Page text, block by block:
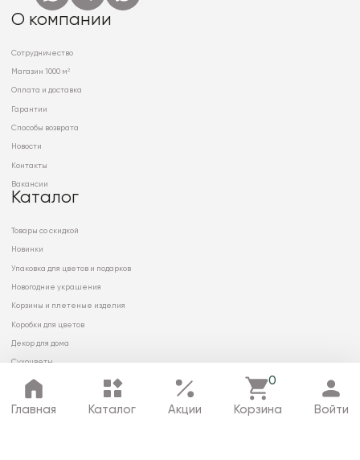
Главная Каталог Акции
0
Корзина Войти
О компании
Сотрудничество
Магазин 1000 м²
Оплата и доставка
Гарантии
Способы возврата
Новости
Контакты
Вакансии
Каталог
Товары со скидкой
Новинки
Упаковка для цветов и подарков
Новогодние украшения
Корзины и плетеные изделия
Коробки для цветов
Декор для дома
Сухоцветы
© 2026 ООО «МИРРЭЙ»